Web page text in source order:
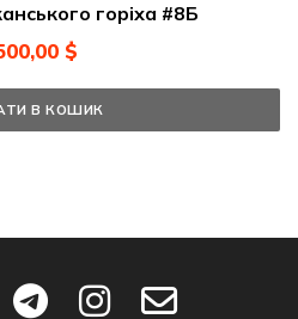
горіха #8Б
$
В КОШИК